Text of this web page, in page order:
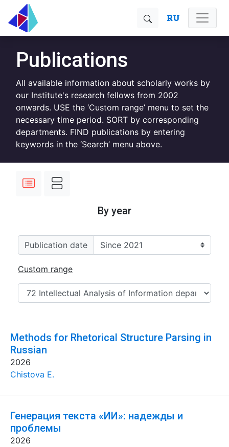
RU
Publications
All available information about scholarly works by
our Institute's research fellows from 2002
onwards. USE the ‘Custom range’ menu to set the
necessary time period. SORT by corresponding
departments. FIND publications by entering
keywords in the ‘Search’ menu above.
By year
Publication date
Custom range
Methods for Rhetorical Structure Parsing in
Russian
2026
Chistova E.
Генерация текста «ИИ»: надежды и
проблемы
2026